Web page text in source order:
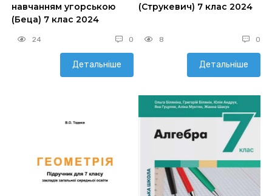
навчанням угорською
(Беца) 7 клас 2024
24 0
Детальніше
(Струкевич) 7 клас 2024
8 0
Детальніше